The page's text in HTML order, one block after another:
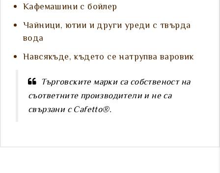
Кафемашини с бойлер
Чайници, ютии и други уреди с твърда
вода
Навсякъде, където се натрупва варовик
Търговските марки са собственост на
съответните производители и не са
свързани с Cafetto®.